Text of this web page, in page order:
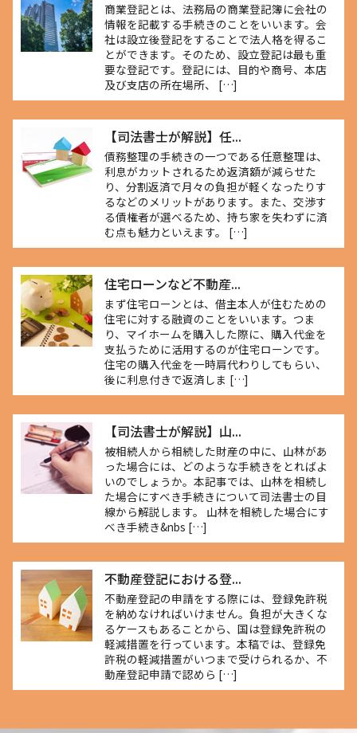
商業登記とは、法務局の商業登記簿に会社の
情報を記載する手続きのことをいいます。会
社は設立後登記をすることで法人格を得るこ
とができます。そのため、設立登記は最も重
要な登記です。登記には、目的や商号、本店
及び支店の所在場所、 […]
【司法書士が解説】任...
債務整理の手続きの一つである任意整理は、
利息がカットされるため返済額が減らせた
り、分割返済で月々の負担が軽くなったりす
るなどのメリットがあります。また、交渉す
る債権者が選べるため、持ち家を失わずに済
む点も魅力といえます。 […]
住宅ローンなど不動産...
まず住宅ローンとは、借主本人が住むための
住宅に対する融資のことをいいます。つま
り、マイホームを購入した際に、購入代金を
支払うために活用するのが住宅ローンです。
住宅の購入代金を一時肩代わりしてもらい、
後に利息付きで返済しま […]
【司法書士が解説】山...
被相続人から相続した財産の中に、山林があ
った場合には、どのような手続きをとればよ
いのでしょうか。本記事では、山林を相続し
た場合にすべき手続きについて司法書士の目
線から解説します。 山林を相続した場合にす
べき手続き&nbs […]
不動産登記における登...
不動産登記の申請をする際には、登録免許税
を納めなければいけません。負担が大きくな
るケースもあることから、国は登録免許税の
軽減措置を行っています。本稿では、登録免
許税の軽減措置がいつまで受けられるか、不
動産登記申請で認めら […]